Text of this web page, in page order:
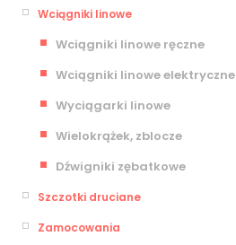
Wciągniki linowe
Wciągniki linowe ręczne
Wciągniki linowe elektryczne
Wyciągarki linowe
Wielokrążek, zblocze
Dźwigniki zębatkowe
Szczotki druciane
Zamocowania